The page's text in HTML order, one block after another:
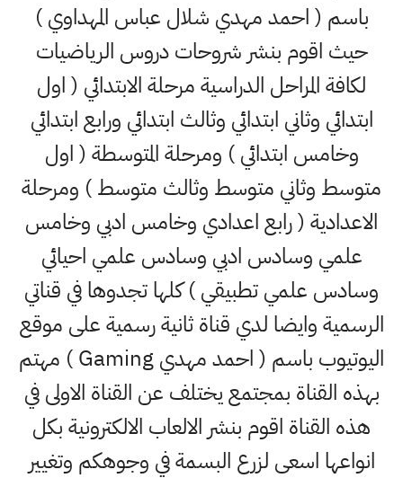
باسم ( احمد مهدي شلال عباس المهداوي )
حيث اقوم بنشر شروحات دروس الرياضيات
لكافة المراحل الدراسية مرحلة الابتدائي ( اول
ابتدائي وثاني ابتدائي وثالث ابتدائي ورابع ابتدائي
وخامس ابتدائي ) ومرحلة المتوسطة ( اول
متوسط وثاني متوسط وثالث متوسط ) ومرحلة
الاعدادية ( رابع اعدادي وخامس ادبي وخامس
علمي وسادس ادبي وسادس علمي احيائي
وسادس علمي تطبيقي ) كلها تجدوها في قناتي
الرسمية وايضا لدي قناة ثانية رسمية على موقع
اليوتيوب باسم ( احمد مهدي Gaming ) مهتم
بهذه القناة بمجتمع يختلف عن القناة الاولى في
هذه القناة اقوم بنشر الالعاب الالكترونية بكل
انواعها اسعى لزرع البسمة في وجوهكم وتغيير